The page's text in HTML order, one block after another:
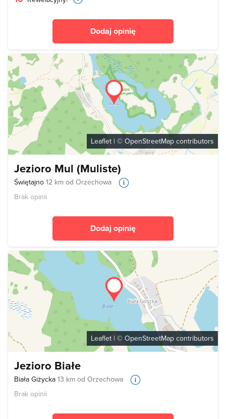
Dodaj opinię
Leaflet | © OpenStreetMap contributors
Jezioro Mul (Muliste)
Świętajno 12 km od Orzechowa
Brak opinii
Dodaj opinię
Leaflet | © OpenStreetMap contributors
Jezioro Białe
Biała Giżycka 13 km od Orzechowa
Brak opinii